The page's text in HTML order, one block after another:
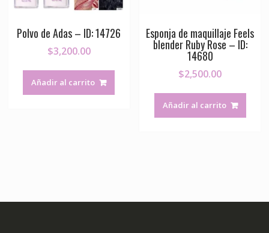
Polvo de Adas – ID: 14726
$3,200.00
Añadir al carrito
Esponja de maquillaje Feels
blender Ruby Rose – ID:
14680
$2,500.00
Añadir al carrito